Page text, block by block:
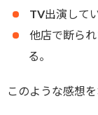
TV出演して
他店で断ら
る。
このような感想